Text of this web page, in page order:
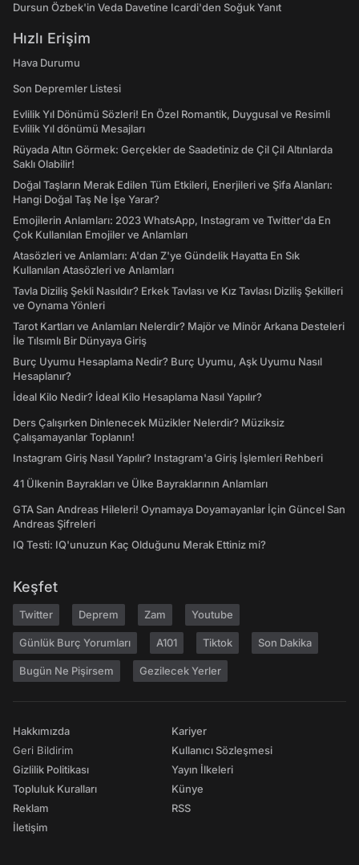
Dursun Özbek'in Veda Davetine Icardi'den Soğuk Yanıt
Hızlı Erişim
Hava Durumu
Son Depremler Listesi
Evlilik Yıl Dönümü Sözleri! En Özel Romantik, Duygusal ve Resimli
Evlilik Yıl dönümü Mesajları
Rüyada Altın Görmek: Gerçekler de Saadetiniz de Çil Çil Altınlarda
Saklı Olabilir!
Doğal Taşların Merak Edilen Tüm Etkileri, Enerjileri ve Şifa Alanları:
Hangi Doğal Taş Ne İşe Yarar?
Emojilerin Anlamları: 2023 WhatsApp, Instagram ve Twitter'da En
Çok Kullanılan Emojiler ve Anlamları
Atasözleri ve Anlamları: A'dan Z'ye Gündelik Hayatta En Sık
Kullanılan Atasözleri ve Anlamları
Tavla Diziliş Şekli Nasıldır? Erkek Tavlası ve Kız Tavlası Diziliş Şekilleri
ve Oynama Yönleri
Tarot Kartları ve Anlamları Nelerdir? Majör ve Minör Arkana Desteleri
İle Tılsımlı Bir Dünyaya Giriş
Burç Uyumu Hesaplama Nedir? Burç Uyumu, Aşk Uyumu Nasıl
Hesaplanır?
İdeal Kilo Nedir? İdeal Kilo Hesaplama Nasıl Yapılır?
Ders Çalışırken Dinlenecek Müzikler Nelerdir? Müziksiz
Çalışamayanlar Toplanın!
Instagram Giriş Nasıl Yapılır? Instagram'a Giriş İşlemleri Rehberi
41 Ülkenin Bayrakları ve Ülke Bayraklarının Anlamları
GTA San Andreas Hileleri! Oynamaya Doyamayanlar İçin Güncel San
Andreas Şifreleri
IQ Testi: IQ'unuzun Kaç Olduğunu Merak Ettiniz mi?
Keşfet
Twitter Deprem Zam Youtube
Günlük Burç Yorumları A101 Tiktok Son Dakika
Bugün Ne Pişirsem Gezilecek Yerler
Hakkımızda
Geri Bildirim
Gizlilik Politikası
Topluluk Kuralları
Reklam
İletişim
Kariyer
Kullanıcı Sözleşmesi
Yayın İlkeleri
Künye
RSS